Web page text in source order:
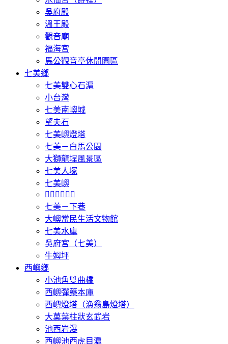
吳府殿
溫王殿
觀音廟
福海宮
馬公觀音亭休閒園區
七美鄉
七美雙心石滬
小台灣
七美南嶼城
望夫石
七美嶼燈塔
七美－白馬公園
大獅龍埕風景區
七美人塚
七美嶼
𩵺鯉灣遊憩區
七美－下巷
大嶼常民生活文物館
七美水庫
吳府宮（七美）
牛姆坪
西嶼鄉
小池角雙曲橋
西嶼彈藥本庫
西嶼燈塔（漁翁島燈塔）
大菓葉柱狀玄武岩
池西岩瀑
西嶼池西虎目滬